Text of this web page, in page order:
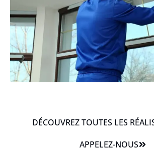
DÉCOUVREZ TOUTES LES
APPELEZ-NOUS